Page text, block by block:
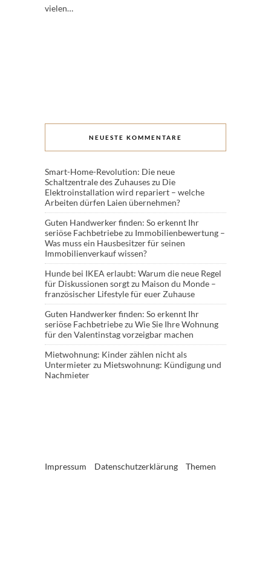
vielen…
NEUESTE KOMMENTARE
Smart-Home-Revolution: Die neue
Schaltzentrale des Zuhauseszu Die
Elektroinstallation wird repariert – welche
Arbeiten dürfen Laien übernehmen?
Guten Handwerker finden: So erkennt Ihr
seriöse Fachbetriebezu Immobilienbewertung –
Was muss ein Hausbesitzer für seinen
Immobilienverkauf wissen?
Hunde bei IKEA erlaubt: Warum die neue Regel
für Diskussionen sorgtzu Maison du Monde –
französischer Lifestyle für euer Zuhause
Guten Handwerker finden: So erkennt Ihr
seriöse Fachbetriebezu Wie Sie Ihre Wohnung
für den Valentinstag vorzeigbar machen
Mietwohnung: Kinder zählen nicht als
Untermieterzu Mietswohnung: Kündigung und
Nachmieter
Impressum Datenschutzerklärung Themen